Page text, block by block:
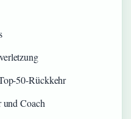
50-Rückkehr
und Coach